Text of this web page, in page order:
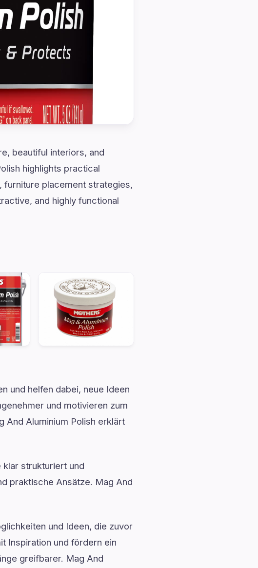
beautiful interiors, and
highlights practical
placement strategies,
and highly functional
und helfen dabei, neue Ideen
und motivieren zum
And Aluminium Polish erklärt
klar strukturiert und
praktische Ansätze. Mag And
und Ideen, die zuvor
Inspiration und fördern ein
greifbarer. Mag And